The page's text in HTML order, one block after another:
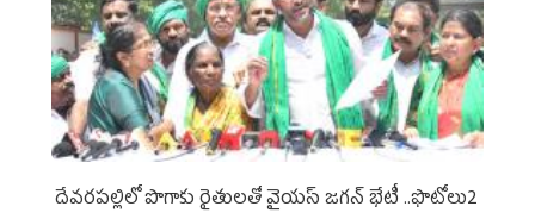
దేవరపల్లిలో పొగాకు రైతులతో వైయస్ జగన్ భేటీ ..ఫొటోలు2